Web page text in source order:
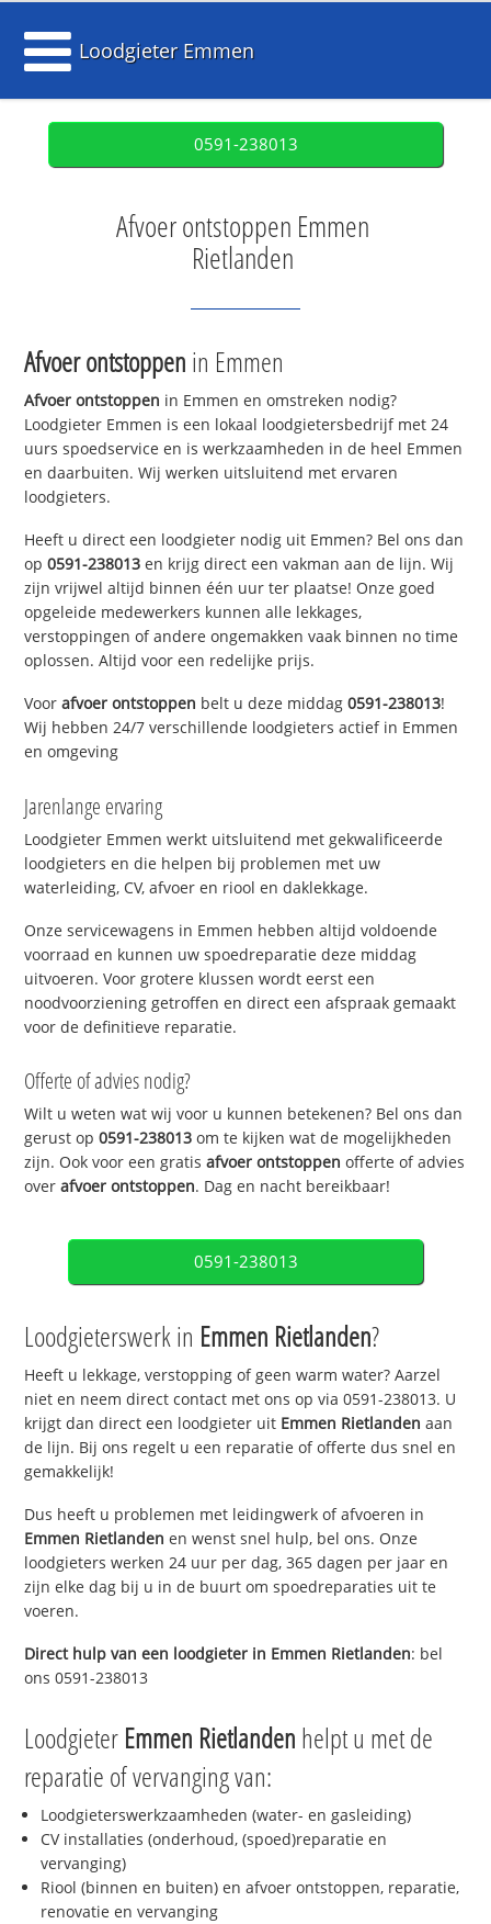
Loodgieter Emmen
0591-238013
Afvoer ontstoppen Emmen
Rietlanden
Afvoer ontstoppen in Emmen
Afvoer ontstoppen in Emmen en omstreken nodig?
Loodgieter Emmen is een lokaal loodgietersbedrijf met 24
uurs spoedservice en is werkzaamheden in de heel Emmen
en daarbuiten. Wij werken uitsluitend met ervaren
loodgieters.
Heeft u direct een loodgieter nodig uit Emmen? Bel ons dan
op0591-238013 en krijg direct een vakman aan de lijn. Wij
zijn vrijwel altijd binnen één uur ter plaatse! Onze goed
opgeleide medewerkers kunnen alle lekkages,
verstoppingen of andere ongemakken vaak binnen no time
oplossen. Altijd voor een redelijke prijs.
Voorafvoer ontstoppen belt u deze middag0591-238013!
Wij hebben 24/7 verschillende loodgieters actief in Emmen
en omgeving
Jarenlange ervaring
Loodgieter Emmen werkt uitsluitend met gekwalificeerde
loodgieters en die helpen bij problemen met uw
waterleiding, CV, afvoer en riool en daklekkage.
Onze servicewagens in Emmen hebben altijd voldoende
voorraad en kunnen uw spoedreparatie deze middag
uitvoeren. Voor grotere klussen wordt eerst een
noodvoorziening getroffen en direct een afspraak gemaakt
voor de definitieve reparatie.
Offerte of advies nodig?
Wilt u weten wat wij voor u kunnen betekenen? Bel ons dan
gerust op0591-238013 om te kijken wat de mogelijkheden
zijn. Ook voor een gratisafvoer ontstoppen offerte of advies
overafvoer ontstoppen. Dag en nacht bereikbaar!
0591-238013
Loodgieterswerk in Emmen Rietlanden?
Heeft u lekkage, verstopping of geen warm water? Aarzel
niet en neem direct contact met ons op via 0591-238013. U
krijgt dan direct een loodgieter uit Emmen Rietlanden aan
de lijn. Bij ons regelt u een reparatie of offerte dus snel en
gemakkelijk!
Dus heeft u problemen met leidingwerk of afvoeren in
Emmen Rietlanden en wenst snel hulp, bel ons. Onze
loodgieters werken 24 uur per dag, 365 dagen per jaar en
zijn elke dag bij u in de buurt om spoedreparaties uit te
voeren.
Direct hulp van een loodgieter in Emmen Rietlanden: bel
ons 0591-238013
Loodgieter Emmen Rietlanden helpt u met de
reparatie of vervanging van:
Loodgieterswerkzaamheden (water- en gasleiding)
CV installaties (onderhoud, (spoed)reparatie en
vervanging)
Riool (binnen en buiten) en afvoer ontstoppen, reparatie,
renovatie en vervanging